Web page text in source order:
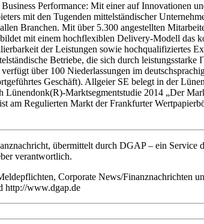
Performance: Mit einer auf Innovationen
mit den Tugenden mittelständischer
Branchen. Mit über 5.300 angestellten
mit einem hochflexiblen Delivery-Modell das
der Leistungen sowie hochqualifiziertes
Betriebe, die sich durch
über 100 Niederlassungen im
Geschäft). Allgeier SE belegt in der
Lünendonk(R)-Marktsegmentstudie 2014 „Der
am Regulierten Markt der Frankfurter
übermittelt durch DGAP – ein Service
verantwortlich.
Corporate News/Finanznachrichten
http://www.dgap.de